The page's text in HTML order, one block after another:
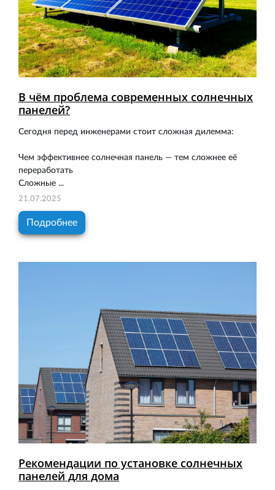
В чём проблема современных солнечных
панелей?
Сегодня перед инженерами стоит сложная дилемма:
Чем эффективнее солнечная панель — тем сложнее её
переработать
Сложные ...
21.07.2025
Подробнее
Рекомендации по установке солнечных
панелей для дома